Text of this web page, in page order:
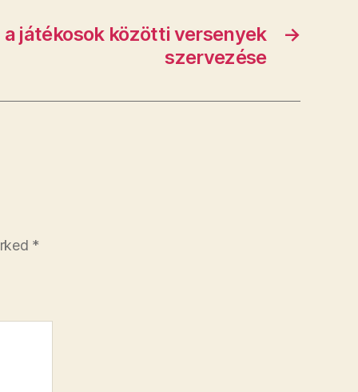
→
játékosok közötti versenyek
szervezése
*